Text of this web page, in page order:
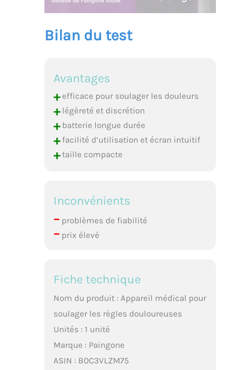
Bilan du test
Avantages
+efficace pour soulager les douleurs
+légèreté et discrétion
+batterie longue durée
+facilité d’utilisation et écran intuitif
+taille compacte
Inconvénients
–problèmes de fiabilité
–prix élevé
Fiche technique
Nom du produit : Appareil médical pour
soulager les règles douloureuses
Unités : 1 unité
Marque : Paingone
ASIN : B0C3VLZM75